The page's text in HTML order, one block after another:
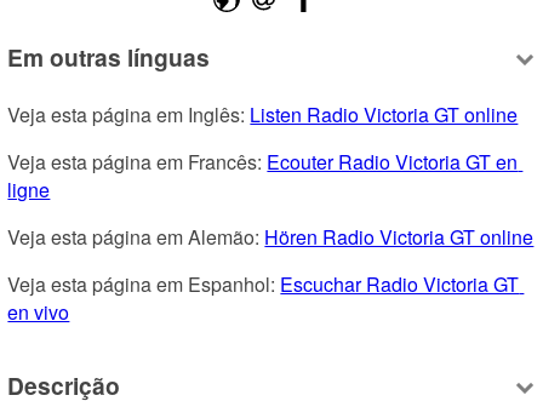
Em outras línguas
Veja esta página em Inglês: Listen Radio Victoria GT online
Veja esta página em Francês: Ecouter Radio Victoria GT en
ligne
Veja esta página em Alemão: Hören Radio Victoria GT online
Veja esta página em Espanhol: Escuchar Radio Victoria GT
en vivo
Descrição